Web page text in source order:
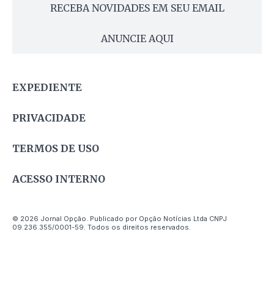
RECEBA NOVIDADES EM SEU EMAIL
ANUNCIE AQUI
EXPEDIENTE
PRIVACIDADE
TERMOS DE USO
ACESSO INTERNO
© 2026 Jornal Opção. Publicado por Opção Notícias Ltda CNPJ
09.236.355/0001-59. Todos os direitos reservados.